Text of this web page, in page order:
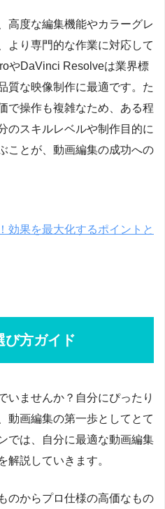
高度な編集機能やカラーグレ
より専門的な作業に対応して
やDaVinci Resolveは業界標
質な映像制作に最適です。た
で操作も複雑なため、ある程
のスキルレベルや制作目的に
ことが、動画編集の成功への
効果を最大化するポイントと
び方ガイド
いませんか？自分にぴったり
動画編集の第一歩としてとて
では、自分に最適な動画編集
解説していきます。
のからプロ仕様の高価なもの